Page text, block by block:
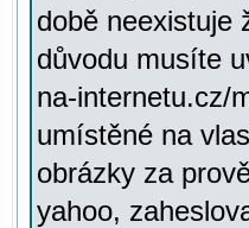
době neexistuje
důvodu musíte
na-internetu.cz/
umístěné na
obrázky za
yahoo,